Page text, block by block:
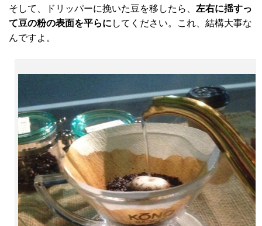
そして、ドリッパーに挽いた豆を移したら、 左右に揺すっ
て豆の粉の表面を平らにしてください。これ、結構大事な
んですよ。